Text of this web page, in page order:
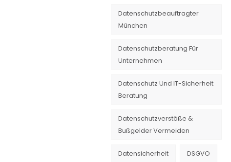
Datenschutzbeauftragter
München
Datenschutzberatung Für
Unternehmen
Datenschutz Und IT-Sicherheit
Beratung
Datenschutzverstöße &
Bußgelder Vermeiden
Datensicherheit DSGVO